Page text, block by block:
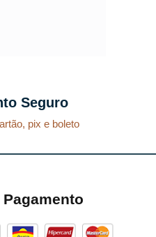
Seguro
pix e boleto